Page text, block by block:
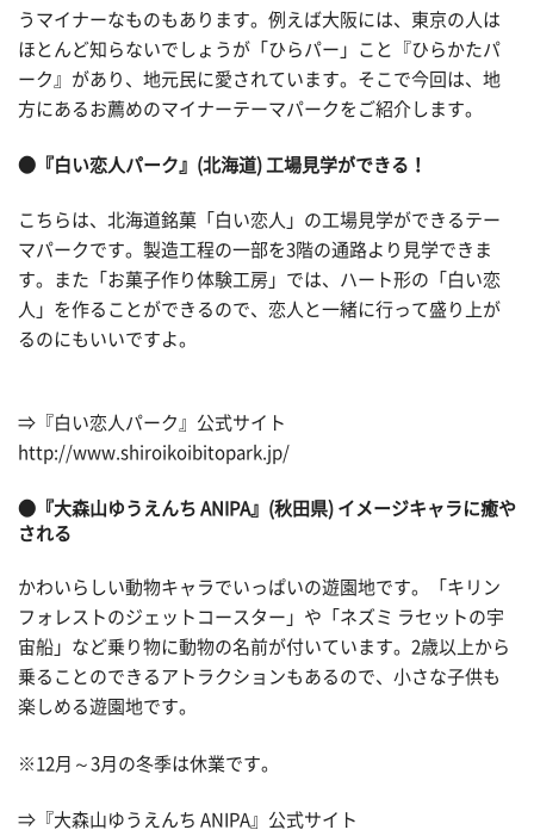
うマイナーなものもあります。例えば大阪には、東京の人は
ほとんど知らないでしょうが「ひらパー」こと『ひらかたパ
ーク』があり、地元民に愛されています。そこで今回は、地
方にあるお薦めのマイナーテーマパークをご紹介します。
●『白い恋人パーク』(北海道) 工場見学ができる！
こちらは、北海道銘菓「白い恋人」の工場見学ができるテー
マパークです。製造工程の一部を3階の通路より見学できま
す。また「お菓子作り体験工房」では、ハート形の「白い恋
人」を作ることができるので、恋人と一緒に行って盛り上が
るのにもいいですよ。
⇒『白い恋人パーク』公式サイト
http://www.shiroikoibitopark.jp/
●『大森山ゆうえんち ANIPA』(秋田県) イメージキャラに癒や
される
かわいらしい動物キャラでいっぱいの遊園地です。「キリン
フォレストのジェットコースター」や「ネズミ ラセットの宇
宙船」など乗り物に動物の名前が付いています。2歳以上から
乗ることのできるアトラクションもあるので、小さな子供も
楽しめる遊園地です。
※12月～3月の冬季は休業です。
⇒『大森山ゆうえんち ANIPA』公式サイト